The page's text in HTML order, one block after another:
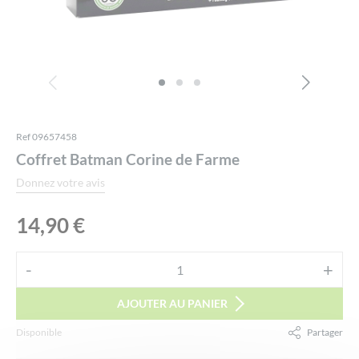
Ref 09657458
Coffret Batman Corine de Farme
Donnez votre avis
14,90€
Coffret
Batman
- +
AJOUTER AU PANIER
Disponible Partager